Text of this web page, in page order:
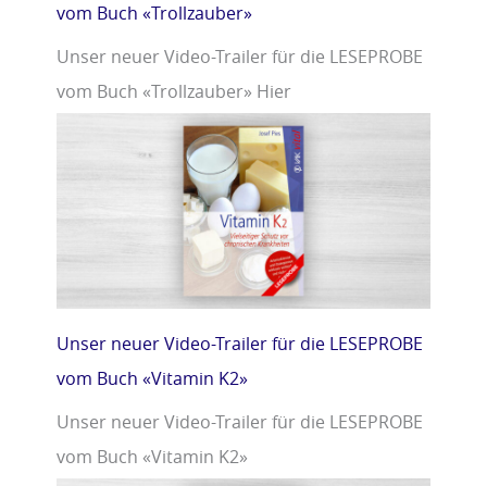
vom Buch «Trollzauber»
Unser neuer Video-Trailer für die LESEPROBE
vom Buch «Trollzauber» Hier
Unser neuer Video-Trailer für die LESEPROBE
vom Buch «Vitamin K2»
Unser neuer Video-Trailer für die LESEPROBE
vom Buch «Vitamin K2»